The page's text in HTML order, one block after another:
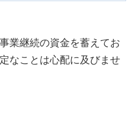
業継続の資金を蓄えてお
なことは心配に及びませ